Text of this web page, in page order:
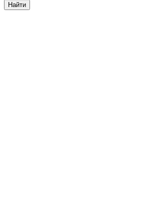
Найти